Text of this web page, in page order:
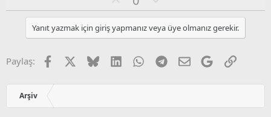
l
a
y
l
a
l
u
m
u
z
o
l
Yanıt yazmak için giriş yapmanız veya üye olmanız gerekir.
Paylaş: Facebook BlueskyLinkedInWhatsApp
Telegram
E-postaGoogleLink
Arşiv